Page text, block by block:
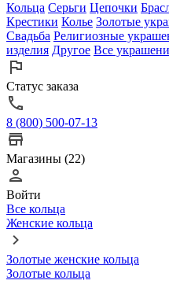
Кольца Серьги Цепочки
Крестики Колье Золотые
Свадьба Религиозные
изделия Другое Все
Статус заказа
8 (800) 500-07-13
Магазины (22)
Войти
Все кольца
Женские кольца
Золотые женские кольца
Золотые кольца